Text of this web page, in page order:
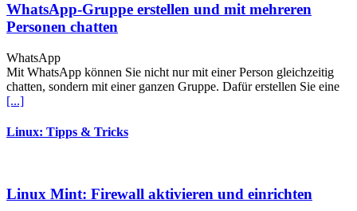
WhatsApp-Gruppe erstellen und mit mehreren
Personen chatten
WhatsApp
Mit WhatsApp können Sie nicht nur mit einer Person gleichzeitig
chatten, sondern mit einer ganzen Gruppe. Dafür erstellen Sie eine
[...]
Linux: Tipps & Tricks
Linux Mint: Firewall aktivieren und einrichten